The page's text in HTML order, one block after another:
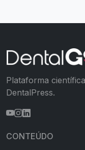
Plataforma
DentalPress.
CONTEÚDO